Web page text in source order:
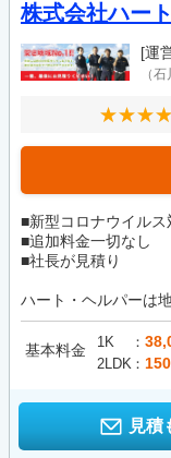
株式会社ハー
[運
（
■新型コロナウイルス
■追加料金一切なし
■社長が見積り
ハート・ヘルパーは
基本料金 1K
2LDK
見積